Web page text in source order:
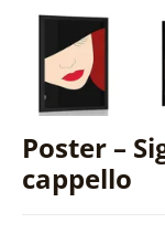
Poster –
cappello